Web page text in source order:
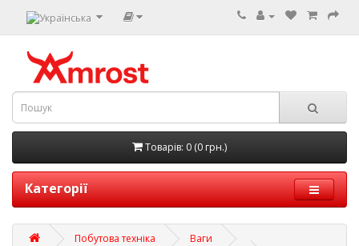
Товарів: 0 (0 грн.)
Категорії
Побутова техніка
Ваги